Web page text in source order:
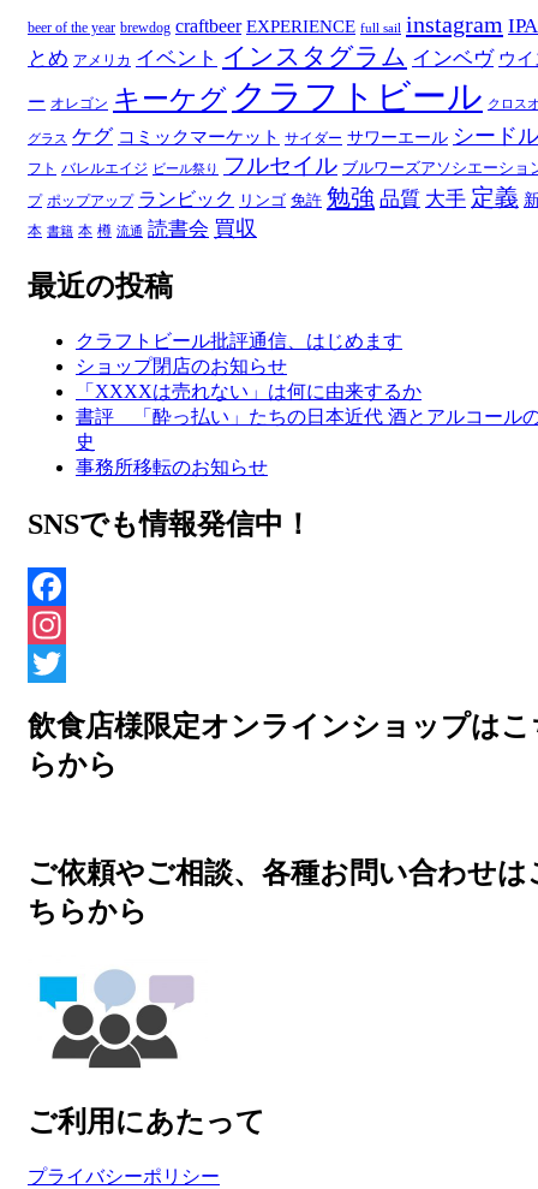
beer of the year brewdog craftbeer EXPERIENCE full sail instagram IPA
とめ アメリカ イベント インスタグラム インベヴ ウ
ー オレゴン キーケグ クラフトビール クロス
グラス ケグ コミックマーケット サイダー サワーエール シードル
フト バレルエイジ ビール祭り フルセイル ブルワーズアソシエーショ
プ ポップアップ ランビック リンゴ 免許 勉強 品質 大手 定義
本 書籍 本 樽 流通 読書会 買収
最近の投稿
クラフトビール批評通信、はじめます
ショップ閉店のお知らせ
「XXXXは売れない」は何に由来するか
書評 「酔っ払い」たちの日本近代 酒とアルコール
史
事務所移転のお知らせ
SNSでも情報発信中！
Facebook
Instagram
飲食店様限定オンラインショップはこ
らから
ご依頼やご相談、各種お問い合わせは
ちらから
ご利用にあたって
プライバシーポリシー